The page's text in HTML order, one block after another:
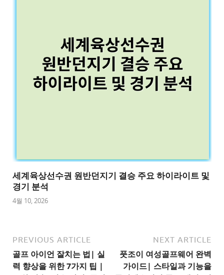
세계육상선수권 원반던지기 결승 주요 하이라이트 및
경기 분석
4월 10, 2026
PREVIOUS ARTICLE
골프 아이언 잘치는 법| 실
력 향상을 위한 7가지 팁 |
NEXT ARTICLE
풋조이 여성골프웨어 완벽
가이드| 스타일과 기능을